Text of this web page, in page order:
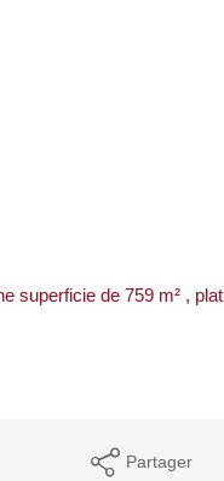
superficie de 759 m² , plat
Partager